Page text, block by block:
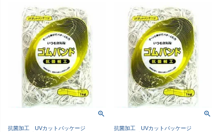
抗菌加工 UVカットパッケージ
抗菌加工 UVカットパッケージ